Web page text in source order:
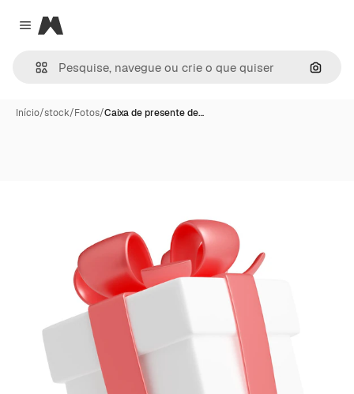
Close menu
Magnific
Início/stock/Fotos/Caixa de presente de…